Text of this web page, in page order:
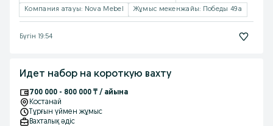
Компания атауы: Nova Mebel
Жұмыс мекенжайы: Победы 49а
Бүгін 19:54
Идет набор на короткую вахту
700 000 - 800 000 ₸ / айына
Костанай
Тұрғын үймен жұмыс
Вахталық əдіс